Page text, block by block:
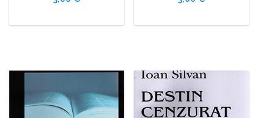
Vaduva Stigoilor